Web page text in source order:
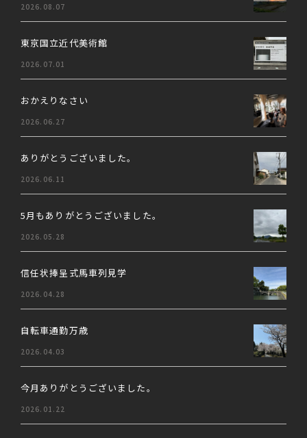
2026.08.07
東京国立近代美術館
2026.07.01
おかえりなさい
2026.06.27
ありがとうございました。
2026.06.11
5月もありがとうございました。
2026.05.28
信任状捧呈式馬車列見学
2026.04.28
自転車通勤万歳
2026.04.03
今月ありがとうございました。
2026.01.22